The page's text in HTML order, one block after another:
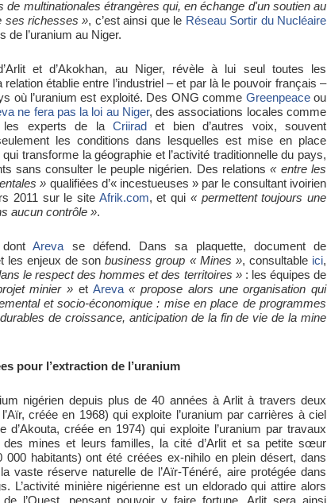
multinationales étrangères qui, en échange d'un soutien au
ses richesses », c’est ainsi que le Réseau Sortir du Nucléaire
de l’uranium au Niger.
et d’Akokhan, au Niger, révèle à lui seul toutes les
établie entre l’industriel – et par là le pouvoir français –
où l’uranium est exploité. Des ONG comme Greenpeaceou
ne fera pas la loi au Niger, des associations locales comme
les experts de laCriirad et bien d’autres voix, souvent
les conditions dans lesquelles est mise en place
transforme la géographie et l’activité traditionnelle du pays,
sans consulter le peuple nigérien. Des relations« entre les
» qualifiées d’« incestueuses » par le consultant ivoirien
2011 sur le site Afrik.com, et qui « permettent toujours une
aucun contrôle ».
dontAreva se défend. Dans sa plaquette, document de
les enjeux de sonbusiness group « Mines », consultable ici,
le respect des hommes et des territoires »: les équipes de
minier » et Areva « propose alors une organisation qui
et socio-économique : mise en place de programmes
de croissance, anticipation de la fin de vie de la mine
pour l’extraction de l’uranium
nigérien depuis plus de 40 années à Arlit à travers deux
créée en 1968) qui exploite l’uranium par carrières à ciel
créée en 1974) qui exploite l’uranium par travaux
des mines et leurs familles, la cité d’Arlit et sa petite sœur
habitants) ont été créées ex-nihilo en plein désert, dans
vaste réserve naturelle de l’Aïr-Ténéré, aire protégée dans
L’activité minière nigérienne est un eldorado qui attire alors
l’Ouest, pensant pouvoir y faire fortune. Arlit sera ainsi